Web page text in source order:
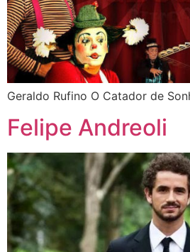
Geraldo Rufino O Catador de
Felipe Andreoli